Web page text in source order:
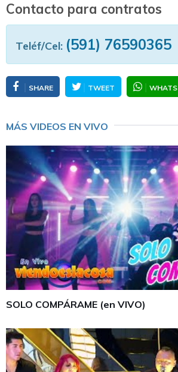
Contacto para contratos
Teléf/Cel: (591) 76590365
SHARE TWEET WHATS
MÁS VIDEOS EN VIVO
SOLO COMPÁRAME (en VIVO)